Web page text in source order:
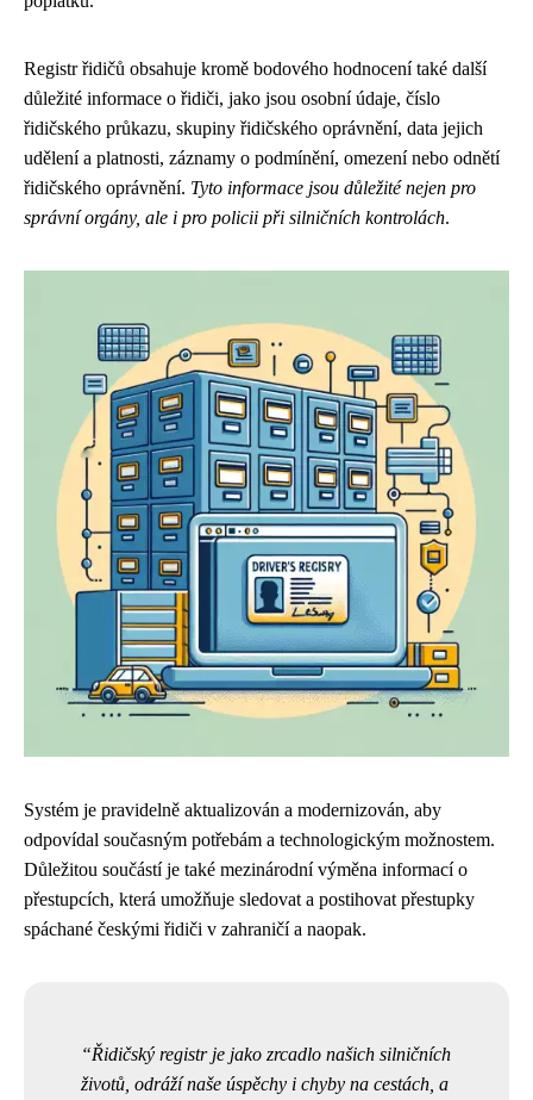
Registr řidičů obsahuje kromě bodového hodnocení také další
důležité informace o řidiči, jako jsou osobní údaje, číslo
řidičského průkazu, skupiny řidičského oprávnění, data jejich
udělení a platnosti, záznamy o podmínění, omezení nebo odnětí
řidičského oprávnění. Tyto informace jsou důležité nejen pro
správní orgány, ale i pro policii při silničních kontrolách.
Systém je pravidelně aktualizován a modernizován, aby
odpovídal současným potřebám a technologickým možnostem.
Důležitou součástí je také mezinárodní výměna informací o
přestupcích, která umožňuje sledovat a postihovat přestupky
spáchané českými řidiči v zahraničí a naopak.
Řidičský registr je jako zrcadlo našich silničních
životů, odráží naše úspěchy i chyby na cestách, a